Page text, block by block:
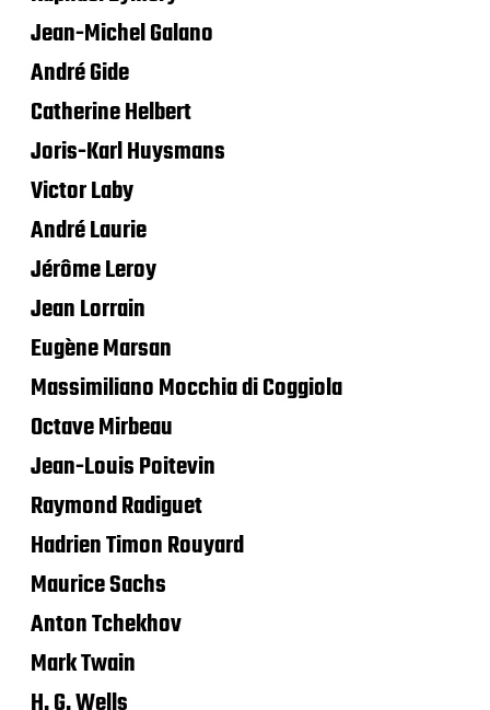
Jean-Michel Galano
André Gide
Catherine Helbert
Joris-Karl Huysmans
Victor Laby
André Laurie
Jérôme Leroy
Jean Lorrain
Eugène Marsan
Massimiliano Mocchia di Coggiola
Octave Mirbeau
Jean-Louis Poitevin
Raymond Radiguet
Hadrien Timon Rouyard
Maurice Sachs
Anton Tchekhov
Mark Twain